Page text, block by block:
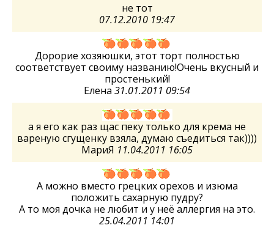
не тот
07.12.2010 19:47
Дорорие хозяюшки, этот торт полностью
соответствует своиму названию!Очень вкусный и
простенький!
Елена 31.01.2011 09:54
а я его как раз щас пеку только для крема не
вареную сгущенку взяла, думаю съедиться так))))
МариЯ 11.04.2011 16:05
А можно вместо грецких орехов и изюма
положить сахарную пудру?
А то моя дочка не любит и у неё аллергия на это.
25.04.2011 14:01